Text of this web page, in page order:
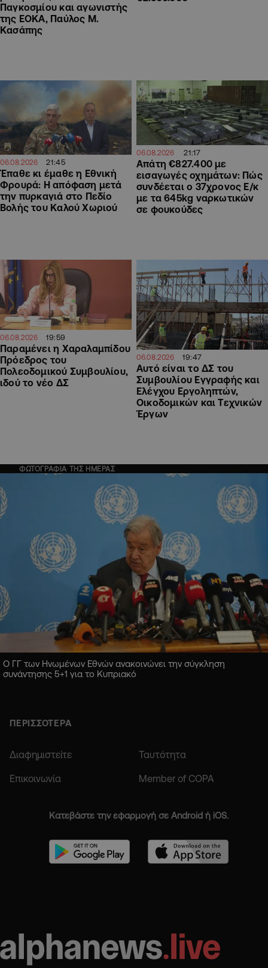
Παγκοσμίου και αγωνιστής
της ΕΟΚΑ, Παύλος Μ.
Κασάπης
06.08.2026 21:45
Έπαθε κι έμαθε η Εθνική
Φρουρά: Η απόφαση μετά
την πυρκαγιά στο Πεδίο
Βολής του Καλού Χωριού
06.08.2026 21:17
Απάτη €827.400 με
εισαγωγές οχημάτων: Πώς
συνδέεται ο 37χρονος Ε/κ
με τα 645kg ναρκωτικών
σε φουκούδες
06.08.2026 19:59
Παραμένει η Χαραλαμπίδου
Πρόεδρος του
Πολεοδομικού Συμβουλίου,
ιδού το νέο ΔΣ
06.08.2026 19:47
Αυτό είναι το ΔΣ του
Συμβουλίου Εγγραφής και
Ελέγχου Εργοληπτών,
Οικοδομικών και Τεχνικών
Έργων
ΦΩΤΟΓΡΑΦΙΑ ΤΗΣ ΗΜΕΡΑΣ
Ο ΓΓ των Ηνωμένων Εθνών ανακοινώνει την σύγκληση
συνάντησης 5+1 για το Κυπριακό
ΠΕΡΙΣΣΟΤΕΡΑ
Διαφημιστείτε Ταυτότητα
Επικοινωνία Member of COPA
Κατεβάστε την εφαρμογή σε Android ή iOS.